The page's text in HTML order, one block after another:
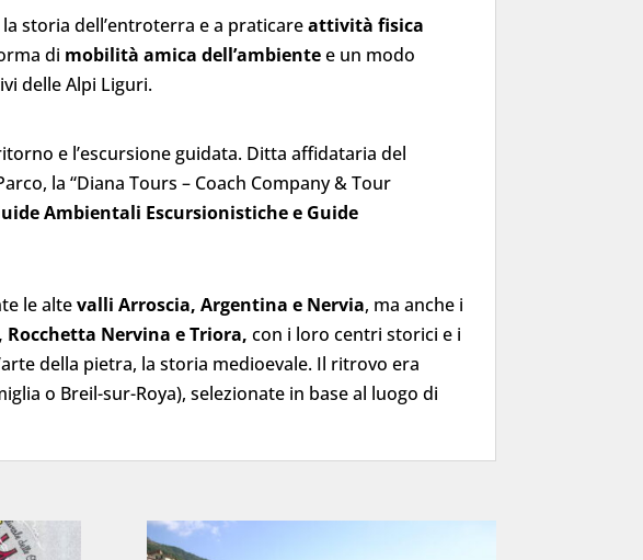
storia dell’entroterra e a praticareattività fisica
di mobilità amica dell’ambientee un modo
delle Alpi Liguri.
e l’escursione guidata. Ditta affidataria del
la “Diana Tours – Coach Company & Tour
Ambientali Escursionistiche e Guide
le altevalli Arroscia, Argentina e Nervia, ma anche i
Rocchetta Nervina e Triora, con i loro centri storici e i
della pietra, la storia medioevale. Il ritrovo era
o Breil-sur-Roya), selezionate in base al luogo di